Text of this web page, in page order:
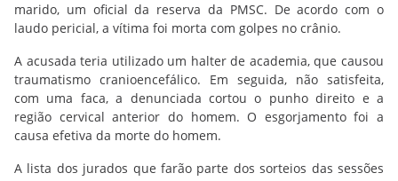
marido, um oficial da reserva da PMSC. De acordo com o
laudo pericial, a vítima foi morta com golpes no crânio.
A acusada teria utilizado um halter de academia, que causou
traumatismo cranioencefálico. Em seguida, não satisfeita,
com uma faca, a denunciada cortou o punho direito e a
região cervical anterior do homem. O esgorjamento foi a
causa efetiva da morte do homem.
A lista dos jurados que farão parte dos sorteios das sessões